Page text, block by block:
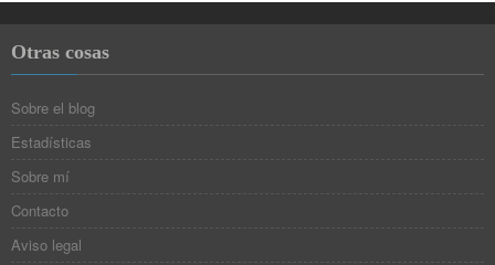
Otras cosas
Sobre el blog
Estadísticas
Sobre mí
Contacto
Aviso legal